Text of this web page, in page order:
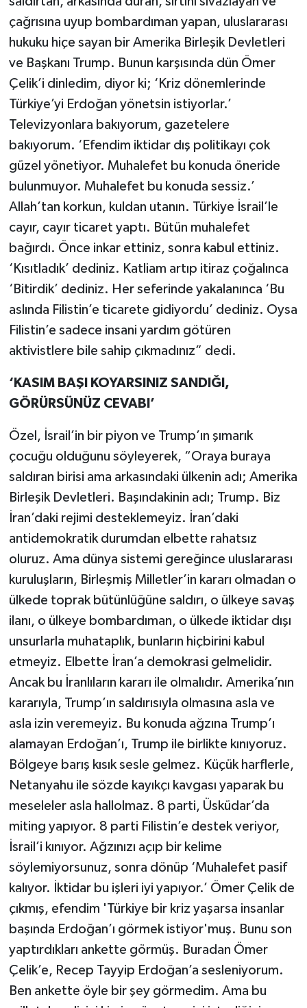
çağrısına uyup bombardıman yapan, uluslararası
hukuku hiçe sayan bir Amerika Birleşik Devletleri
ve Başkanı Trump. Bunun karşısında dün Ömer
Çelik’i dinledim, diyor ki; ‘Kriz dönemlerinde
Türkiye’yi Erdoğan yönetsin istiyorlar.’
Televizyonlara bakıyorum, gazetelere
bakıyorum. ‘Efendim iktidar dış politikayı çok
güzel yönetiyor. Muhalefet bu konuda öneride
bulunmuyor. Muhalefet bu konuda sessiz.’
Allah’tan korkun, kuldan utanın. Türkiye İsrail’le
cayır, cayır ticaret yaptı. Bütün muhalefet
bağırdı. Önce inkar ettiniz, sonra kabul ettiniz.
‘Kısıtladık’ dediniz. Katliam artıp itiraz çoğalınca
‘Bitirdik’ dediniz. Her seferinde yakalanınca ‘Bu
aslında Filistin’e ticarete gidiyordu’ dediniz. Oysa
Filistin’e sadece insani yardım götüren
aktivistlere bile sahip çıkmadınız” dedi.
‘KASIM BAŞI KOYARSINIZ SANDIĞI,
GÖRÜRSÜNÜZ CEVABI’
Özel, İsrail’in bir piyon ve Trump’ın şımarık
çocuğu olduğunu söyleyerek, “Oraya buraya
saldıran birisi ama arkasındaki ülkenin adı; Amerika
Birleşik Devletleri. Başındakinin adı; Trump. Biz
İran’daki rejimi desteklemeyiz. İran’daki
antidemokratik durumdan elbette rahatsız
oluruz. Ama dünya sistemi gereğince uluslararası
kuruluşların, Birleşmiş Milletler’in kararı olmadan o
ülkede toprak bütünlüğüne saldırı, o ülkeye savaş
ilanı, o ülkeye bombardıman, o ülkede iktidar dışı
unsurlarla muhataplık, bunların hiçbirini kabul
etmeyiz. Elbette İran’a demokrasi gelmelidir.
Ancak bu İranlıların kararı ile olmalıdır. Amerika’nın
kararıyla, Trump’ın saldırısıyla olmasına asla ve
asla izin veremeyiz. Bu konuda ağzına Trump’ı
alamayan Erdoğan’ı, Trump ile birlikte kınıyoruz.
Bölgeye barış kısık sesle gelmez. Küçük harflerle,
Netanyahu ile sözde kayıkçı kavgası yaparak bu
meseleler asla hallolmaz. 8 parti, Üsküdar’da
miting yapıyor. 8 parti Filistin’e destek veriyor,
İsrail’i kınıyor. Ağzınızı açıp bir kelime
söylemiyorsunuz, sonra dönüp ‘Muhalefet pasif
kalıyor. İktidar bu işleri iyi yapıyor.’ Ömer Çelik de
çıkmış, efendim 'Türkiye bir kriz yaşarsa insanlar
başında Erdoğan’ı görmek istiyor'muş. Bunu son
yaptırdıkları ankette görmüş. Buradan Ömer
Çelik’e, Recep Tayyip Erdoğan’a sesleniyorum.
Ben ankette öyle bir şey görmedim. Ama bu